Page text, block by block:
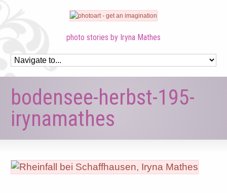
photo stories by Iryna Mathes
bodensee-herbst-195-
irynamathes